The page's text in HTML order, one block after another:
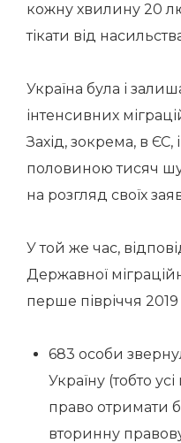
кожну хвилину 20
тікати від
Україна була і
інтенсивних
Захід, зокрема, в ЄС,
половиною тисяч
на розгляд своїх
У той же час,
Державної
перше півріччя 2019
683 особи
Україну (тобто
право отримати
вторинну